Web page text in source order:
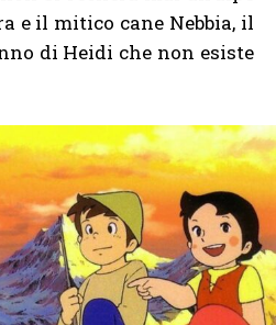
e il mitico cane Nebbia, il
di Heidi che non esiste